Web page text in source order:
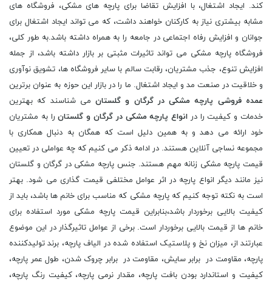
کند. ایجاد اشتغال، با افزایش تقاضا برای پارچه های مشکی، فروشگاه های
مشابه بیشتری نیاز به کارکنان خواهند داشت، که می تواند ایجاد اشتغال برای
جوانان و افزایش رفاه اجتماعی در جامعه را به همراه داشته باشد.به طور کلی،
فروشگاه پارچه مشکی می تواند تاثیرات مثبتی بر بازار داشته باشد، از جمله
افزایش تنوع، جذب مشتریان، رقابت سالم با سایر فروشگاه ها، تشویق نوآوری
و خلاقیت در صنعت مد و ایجاد اشتغال. ما را در بازار این حوزه به عنوان برترین
عمده فروشی پارچه مشکی در گرگان و گلستان می شناسند که بهترین
خدمات و کیفیت را در انواع پارچه مشکی در گرگان و گلستانرا به مشتریان
خود ارائه می دهد و به همین دلیل است که همگان به دنبال همکاری با
مجموعه نساجی آنلاین هستند. در ادامه ذکر می کنیم که چه عواملی در تعیین
قیمت پارچه مشکی زنانه مهم هستند. جنس پارچه مشکی در گرگان و گلستان
نیز مانند دیگر انواع پارچه در اثر عوامل مختلفی قیمت گذاری می شود. بهتر
است به نکته توجه کنیم که پارچه مشکی که مناسب برای خانم ها باشد، باید از
کیفیت بالایی برخوردار باشد،بنابراین قیمت پارچه مشکی مورد استفاده برای
خانم ها از قیمت بالایی برخوردار است. برخی از عوامل تاثیرگذار در این موضوع
عبارتند از، میزان نخ و پلاستیک استفاده شده در الیاف پارچه، برند تولیدکننده
پارچه، مقاومت در برابر سایش، مقاومت در برابر چروک شدن، طول عمر پارچه،
کیفیت و استاندارد بودن بافت پارچه، مقدار نرمی پارچه، کیفیت رنگ پارچه،